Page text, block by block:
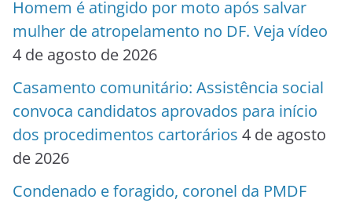
Homem é atingido por moto após salvar
mulher de atropelamento no DF. Veja vídeo
4 de agosto de 2026
Casamento comunitário: Assistência social
convoca candidatos aprovados para início
dos procedimentos cartorários 4 de agosto
de 2026
Condenado e foragido, coronel da PMDF